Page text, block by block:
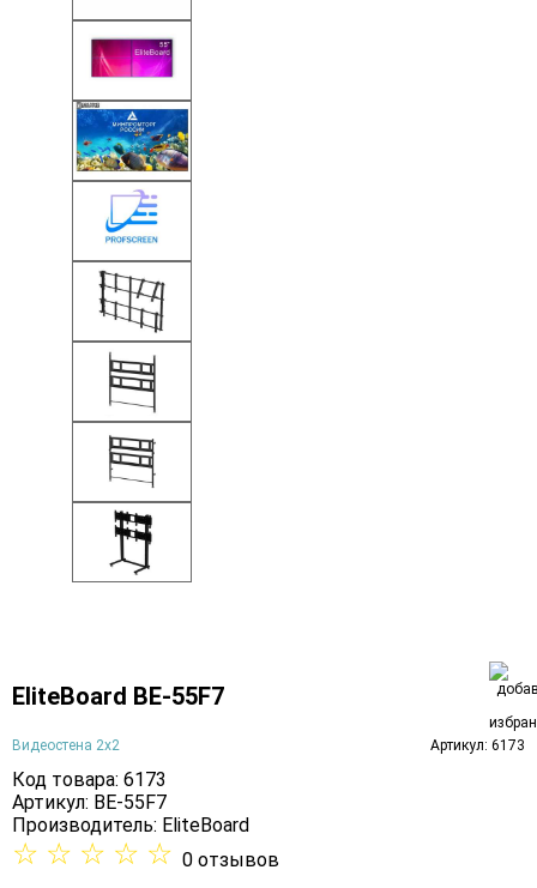
EliteBoard BE-55F7
Видеостена 2x2 Артикул: 6173
Код товара: 6173
Артикул: BE-55F7
Производитель: EliteBoard
☆ ☆ ☆ ☆ ☆ 0 отзывов